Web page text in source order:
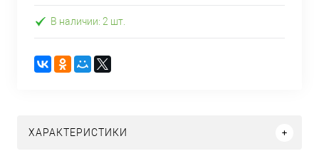
В наличии: 2 шт.
ХАРАКТЕРИСТИКИ